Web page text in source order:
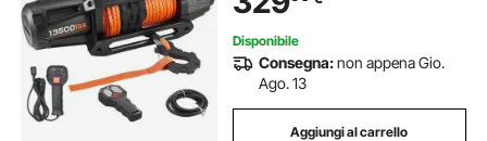
Disponibile
Consegna:non appena Gio.
Ago. 13
Aggiungi al carrello